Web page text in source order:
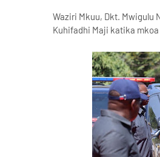
Waziri Mkuu, Dkt. Mwigulu
Kuhifadhi Maji katika